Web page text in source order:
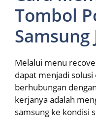
Tombol
Samsung
Melalui menu
dapat menjadi
berhubungan
kerjanya adalah
samsung ke kondisi